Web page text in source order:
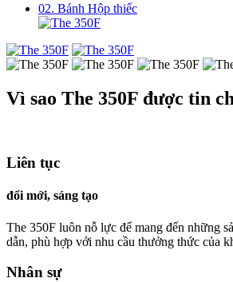
02. Bánh Hộp thiếc
Vì sao The 350F được tin
Liên tục
đổi mới, sáng tạo
The 350F luôn nỗ lực để mang đến những
dẫn, phù hợp với nhu cầu thưởng thức của
Nhân sự